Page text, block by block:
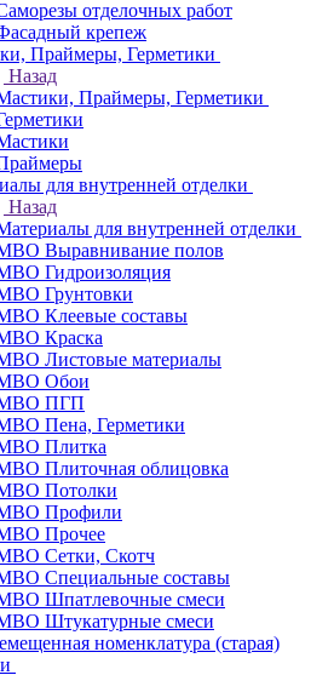
отделочных работ
крепеж
Праймеры, Герметики
Назад
Праймеры, Герметики
для внутренней отделки
Назад
для внутренней отделки
Выравнивание полов
Гидроизоляция
Грунтовки
Клеевые составы
Краска
Листовые материалы
Обои
ПГП
Пена, Герметики
Плитка
Плиточная облицовка
Потолки
Профили
Прочее
Сетки, Скотч
Специальные составы
Шпатлевочные смеси
Штукатурные смеси
номенклатура (старая)